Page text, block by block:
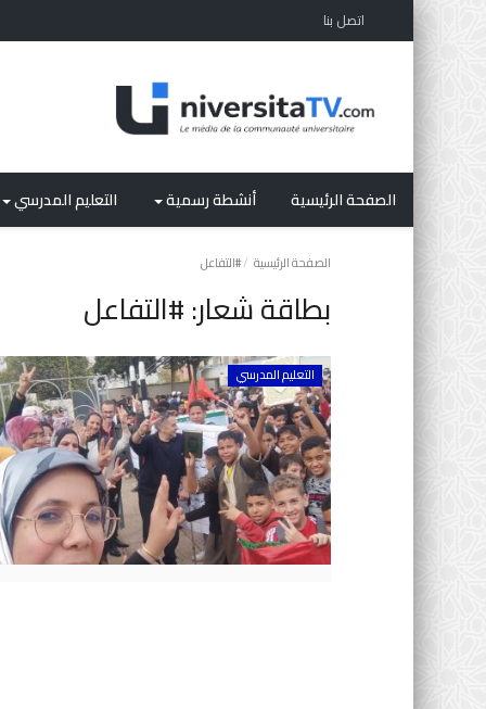
اتصل بنا
الصفحة الرئيسية أنشطة رسمية التعليم المدرسي
الصفحة الرئيسية #التفاعل
بطاقة شعار:#التفاعل
التعليم المدرسي